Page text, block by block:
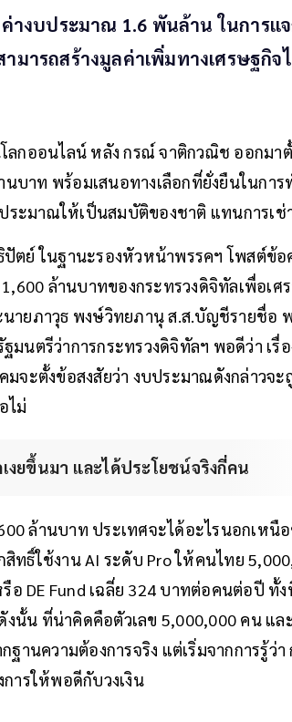
างบประมาณ 1.6 พันล้าน ในการแ
ารถสร้างมูลค่าเพิ่มทางเศรษฐกิจ
ลกออนไลน์ หลัง กรณ์ จาติกวณิช ออกมา
นบาท พร้อมเสนอทางเลือกที่ยั่งยืนในกา
ระมาณให้เป็นสมบัติของชาติ แทนการเช่
ตย์ ในฐานะรองหัวหน้าพรรคฯ โพสต์ข้อ
ล้านบาทของกระทรวงดิจิทัลเพื่อเศ
ายภาวุธ พงษ์วิทยภานุ ส.ส.บัญชีรายชื่อ
ตรีว่าการกระทรวงดิจิทัลฯ พอดีว่า เรื่อ
จะตั้งข้อสงสัยว่า งบประมาณดังกล่าวจะ
ไม่
งยขึ้นมา และได้ประโยชน์จริงกี่คน
ล้านบาท ประเทศจะได้อะไรนอกเหนื
ทธิ์ใช้งาน AI ระดับ Pro ให้คนไทย
อ DE Fund เฉลี่ย 324 บาทต่อคนต่อปี ทั้
นั้น ที่น่าคิดคือตัวเลข 5,000,000 คน แล
านความต้องการจริง แต่เริ่มจากการรู้ว่
ารให้พอดีกับวงเงิน